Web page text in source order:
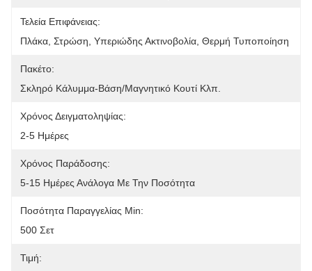
Τελεία Επιφάνειας:
Πλάκα, Στρώση, Υπεριώδης Ακτινοβολία, Θερμή Τυποποίηση
Πακέτο:
Σκληρό Κάλυμμα-Βάση/μαγνητικό Κουτί Κλπ.
Χρόνος Δειγματοληψίας:
2-5 Ημέρες
Χρόνος Παράδοσης:
5-15 Ημέρες Ανάλογα Με Την Ποσότητα
Ποσότητα Παραγγελίας Min:
500 Σετ
Τιμή: